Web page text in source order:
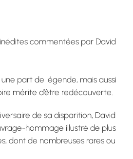
commentées par David
part de légende, mais aussi
mérite d’être redécouverte.
de sa disparition, David
hommage illustré de plus
dont de nombreuses rares ou